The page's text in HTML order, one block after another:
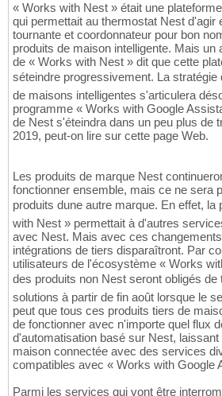
« Works with Nest » était une
qui permettait au thermostat Nest d'agir
tournante et coordonnateur pour bon
produits de maison intelligente. Mais un
de « Works with Nest » dit que cette
séteindre progressivement. La
de maisons intelligentes s'articulera
programme « Works with Google
de Nest s'éteindra dans un peu plus de
2019, peut-on lire sur cette page Web.
Les produits de marque Nest
fonctionner ensemble, mais ce ne sera
produits dune autre marque. En effet,
with Nest » permettait à d'autres
avec Nest. Mais avec ces
intégrations de tiers disparaîtront. Par
utilisateurs de l'écosystème « Works
des produits non Nest seront obligés de
solutions à partir de fin août lorsque le
peut que tous ces produits tiers de
de fonctionner avec n'importe quel flux
d'automatisation basé sur Nest,
maison connectée avec des services
compatibles avec « Works with Google
Parmi les services qui vont être